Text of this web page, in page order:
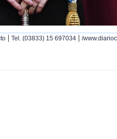
| Tel. (03833) 15 697034 | /